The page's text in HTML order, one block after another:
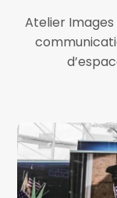
Atelier